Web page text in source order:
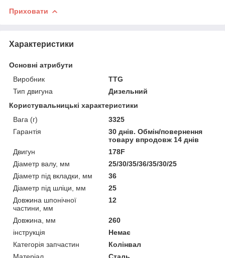
Приховати
Характеристики
Основні атрибути
Виробник
TTG
Тип двигуна
Дизельний
Користувальницькі характеристики
Вага (г)
3325
Гарантія
30 днів. Обмін/повернення
товару впродовж 14 днів
Двигун
178F
Діаметр валу, мм
25/30/35/36/35/30/25
Діаметр під вкладки, мм
36
Діаметр під шліци, мм
25
Довжина шпонічної
частини, мм
12
Довжина, мм
260
інструкція
Немає
Категорія запчастин
Колінвал
Матеріал
Сталь